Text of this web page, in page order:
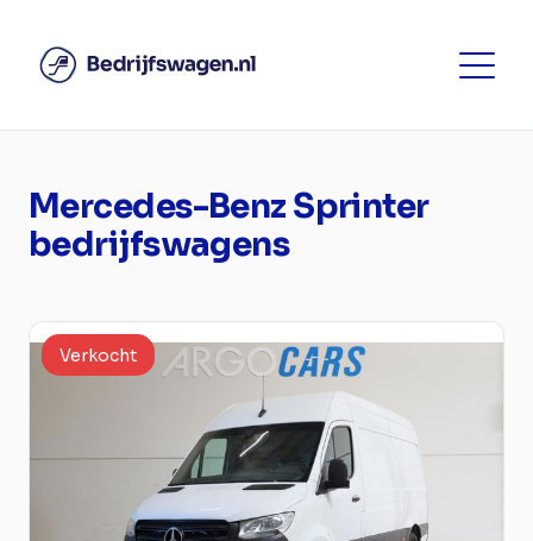
Mercedes-Benz Sprinter
bedrijfswagens
Verkocht